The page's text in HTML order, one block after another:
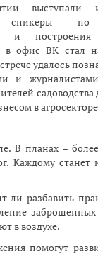
выступали
спикеры
и
в офис ВК стал
удалось
и
садоводства
в
В планах –
Каждому станет
ли разбавить
заброшенных
в воздухе.
помогут